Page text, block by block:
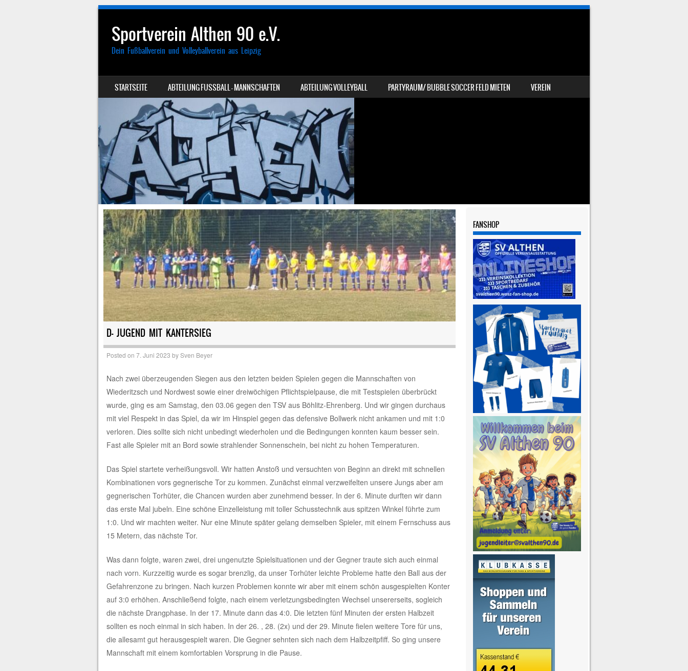
Sportverein Althen 90 e.V.
Dein Fußballverein und Volleyballverein aus Leipzig
MENU
SKIP TO CONTENT
STARTSEITE ABTEILUNG FUSSBALL – MANNSCHAFTEN ABTEILUNG VOLLEYBALL PARTYRAUM/ BUBBLE SOCCER FELD MIETEN VEREIN
D- JUGEND MIT KANTERSIEG
Posted on 7. Juni 2023 bySven Beyer
Nach zwei überzeugenden Siegen aus den letzten beiden Spielen gegen die Mannschaften von
Wiederitzsch und Nordwest sowie einer dreiwöchigen Pflichtspielpause, die mit Testspielen überbrückt
wurde, ging es am Samstag, den 03.06 gegen den TSV aus Böhlitz-Ehrenberg. Und wir gingen durchaus
mit viel Respekt in das Spiel, da wir im Hinspiel gegen das defensive Bollwerk nicht ankamen und mit 1:0
verloren. Dies sollte sich nicht unbedingt wiederholen und die Bedingungen konnten kaum besser sein.
Fast alle Spieler mit an Bord sowie strahlender Sonnenschein, bei nicht zu hohen Temperaturen.
Das Spiel startete verheißungsvoll. Wir hatten Anstoß und versuchten von Beginn an direkt mit schnellen
Kombinationen vors gegnerische Tor zu kommen. Zunächst einmal verzweifelten unsere Jungs aber am
gegnerischen Torhüter, die Chancen wurden aber zunehmend besser. In der 6. Minute durften wir dann
das erste Mal jubeln. Eine schöne Einzelleistung mit toller Schusstechnik aus spitzen Winkel führte zum
1:0. Und wir machten weiter. Nur eine Minute später gelang demselben Spieler, mit einem Fernschuss aus
15 Metern, das nächste Tor.
Was dann folgte, waren zwei, drei ungenutzte Spielsituationen und der Gegner traute sich auch einmal
nach vorn. Kurzzeitig wurde es sogar brenzlig, da unser Torhüter leichte Probleme hatte den Ball aus der
Gefahrenzone zu bringen. Nach kurzen Problemen konnte wir aber mit einem schön ausgespielten Konter
auf 3:0 erhöhen. Anschließend folgte, nach einem verletzungsbedingten Wechsel unsererseits, sogleich
die nächste Drangphase. In der 17. Minute dann das 4:0. Die letzten fünf Minuten der ersten Halbzeit
sollten es noch einmal in sich haben. In der 26. , 28. (2x) und der 29. Minute fielen weitere Tore für uns,
die allesamt gut herausgespielt waren. Die Gegner sehnten sich nach dem Halbzeitpfiff. So ging unsere
Mannschaft mit einem komfortablen Vorsprung in die Pause.
FANSHOP